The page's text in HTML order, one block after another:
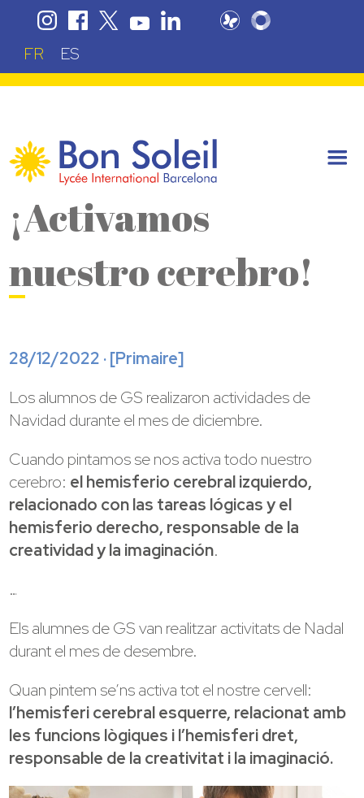
FR ES
¡Activamos
nuestro cerebro!
28/12/2022 · [Primaire]
Los alumnos de GS realizaron actividades de
Navidad durante el mes de diciembre.
Cuando pintamos se nos activa todo nuestro
cerebro: el hemisferio cerebral izquierdo,
relacionado con las tareas lógicas y el
hemisferio derecho, responsable de la
creatividad y la imaginación.
…
Els alumnes de GS van realitzar activitats de Nadal
durant el mes de desembre.
Quan pintem se’ns activa tot el nostre cervell:
l’hemisferi cerebral esquerre, relacionat amb
les funcions lògiques i l’hemisferi dret,
responsable de la creativitat i la imaginació.